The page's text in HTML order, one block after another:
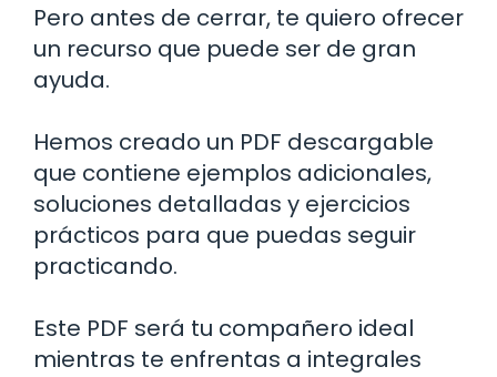
Pero antes de cerrar, te quiero ofrecer
un recurso que puede ser de gran
ayuda.
Hemos creado un PDF descargable
que contiene ejemplos adicionales,
soluciones detalladas y ejercicios
prácticos para que puedas seguir
practicando.
Este PDF será tu compañero ideal
mientras te enfrentas a integrales